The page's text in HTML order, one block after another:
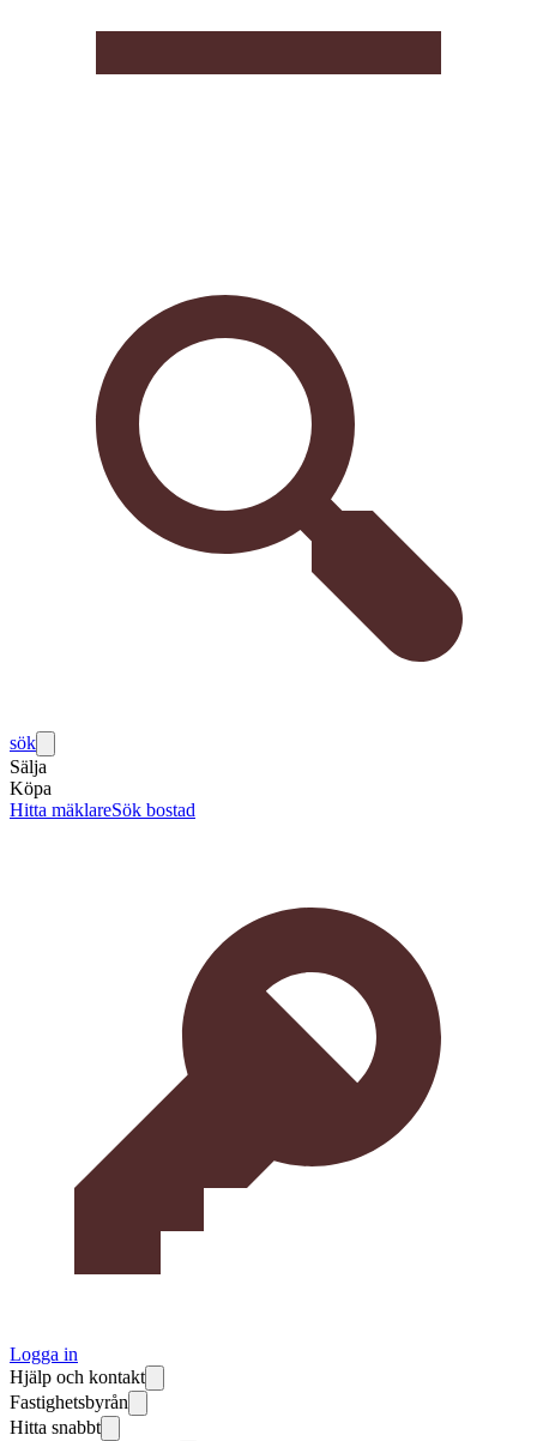
sök
Sälja
Köpa
Hitta mäklareSök bostad
Logga in
Hjälp och kontakt
Fastighetsbyrån
Hitta snabbt